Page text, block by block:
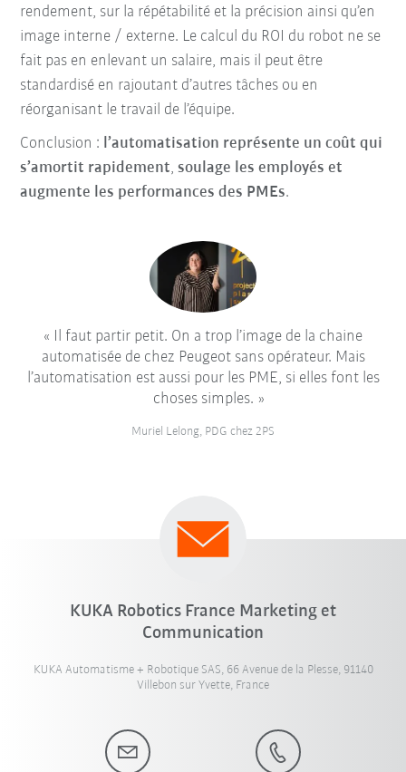
rendement, sur la répétabilité et la précision ainsi qu’en
image interne / externe. Le calcul du ROI du robot ne se
fait pas en enlevant un salaire, mais il peut être
standardisé en rajoutant d’autres tâches ou en
réorganisant le travail de l’équipe.
Conclusion : l’automatisation représente un coût qui
s’amortit rapidement,soulage les employés et
augmente les performances des PMEs.
Il faut partir petit. On a trop l’image de la chaine
automatisée de chez Peugeot sans opérateur. Mais
l’automatisation est aussi pour les PME, si elles font les
choses simples.
Muriel Lelong, PDG chez 2PS
KUKA Robotics France Marketing et
Communication
KUKA Automatisme + Robotique SAS, 66 Avenue de la Plesse, 91140
Villebon sur Yvette, France